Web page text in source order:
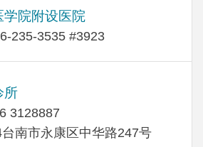
学院附设医院
235-3535 #3923
所
3128887
南市永康区中华路247号